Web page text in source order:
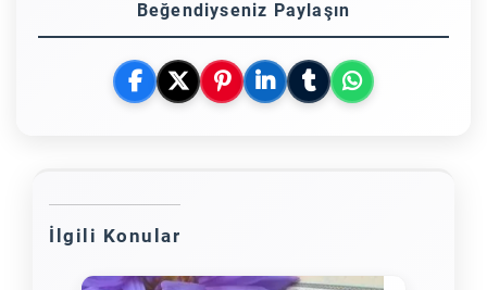
Beğendiyseniz Paylaşın
İlgili Konular